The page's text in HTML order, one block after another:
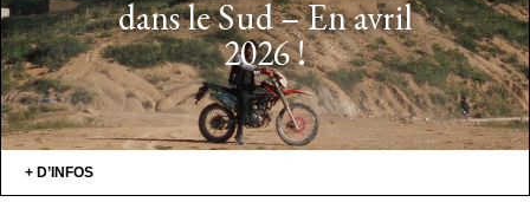
dans le Sud – En avril
2026 !
+ D’INFOS